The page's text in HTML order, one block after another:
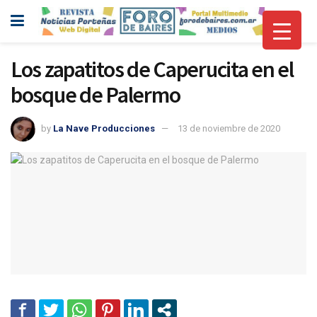
Los zapatitos de Caperucita en el
bosque de Palermo
by La Nave Producciones 13 de noviembre de 2020